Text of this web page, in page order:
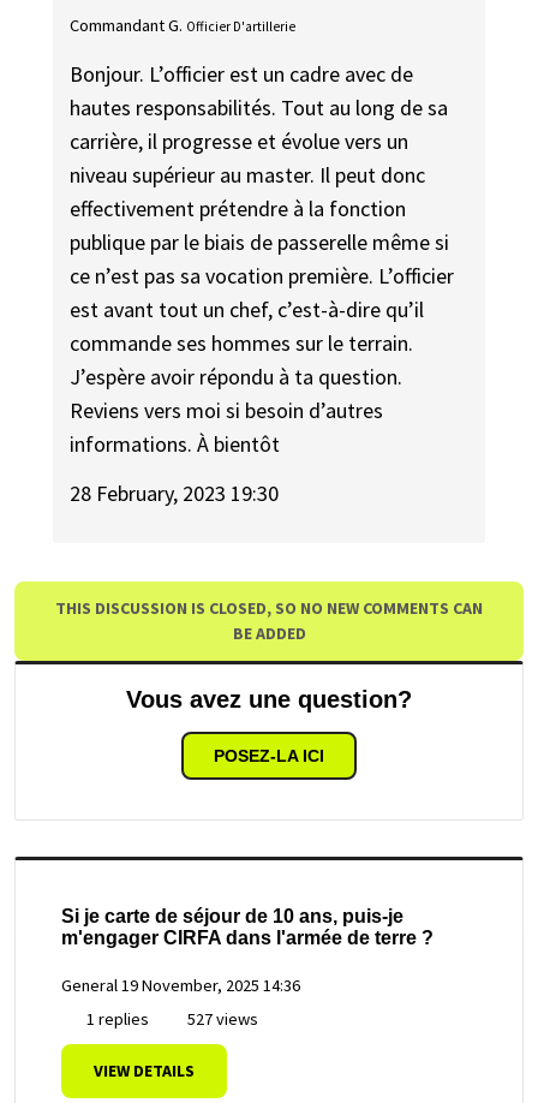
Commandant G. Officier D'artillerie
Bonjour. L’officier est un cadre avec de
hautes responsabilités. Tout au long de sa
carrière, il progresse et évolue vers un
niveau supérieur au master. Il peut donc
effectivement prétendre à la fonction
publique par le biais de passerelle même si
ce n’est pas sa vocation première. L’officier
est avant tout un chef, c’est-à-dire qu’il
commande ses hommes sur le terrain.
J’espère avoir répondu à ta question.
Reviens vers moi si besoin d’autres
informations. À bientôt
28 February, 2023 19:30
THIS DISCUSSION IS CLOSED, SO NO NEW COMMENTS CAN
BE ADDED
Vous avez une question?
POSEZ-LA ICI
Si je carte de séjour de 10 ans, puis-je
m'engager CIRFA dans l'armée de terre ?
General19 November, 2025 14:36
1 replies
527 views
VIEW DETAILS